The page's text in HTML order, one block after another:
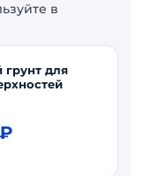
грунт для
₽
в